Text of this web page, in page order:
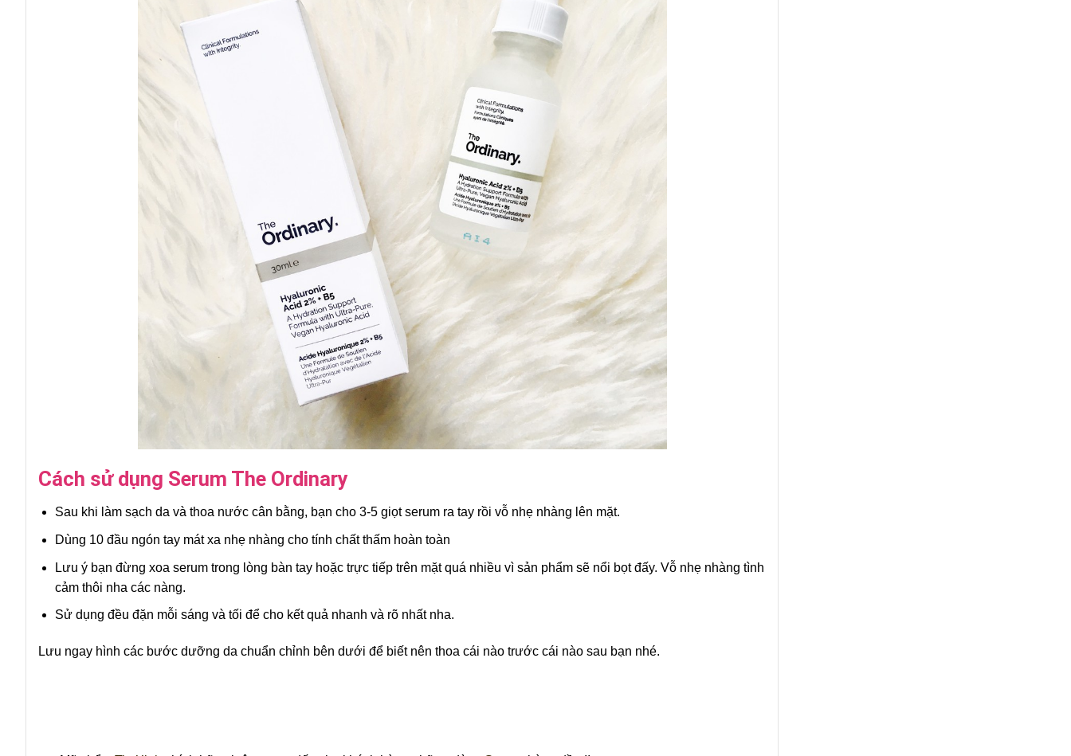
Cách sử dụng Serum The Ordinary
Sau khi làm sạch da và thoa nước cân bằng, bạn cho 3-5 giọt serum ra tay rồi vỗ nhẹ nhàng lên mặt.
Dùng 10 đầu ngón tay mát xa nhẹ nhàng cho tính chất thấm hoàn toàn
Lưu ý bạn đừng xoa serum trong lòng bàn tay hoặc trực tiếp trên mặt quá nhiều vì sản phẩm sẽ nổi bọt đấy. Vỗ nhẹ nhàng tình
cảm thôi nha các nàng.
Sử dụng đều đặn mỗi sáng và tối để cho kết quả nhanh và rõ nhất nha.
Lưu ngay hình các bước dưỡng da chuẩn chỉnh bên dưới để biết nên thoa cái nào trước cái nào sau bạn nhé.